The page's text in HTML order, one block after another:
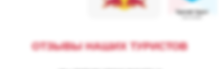
ОТЗЫВЫ НАШИХ ТУРИСТОВ